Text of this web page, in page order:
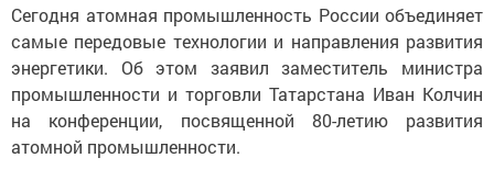
Сегодня атомная промышленность России объединяет
самые передовые технологии и направления развития
энергетики. Об этом заявил заместитель министра
промышленности и торговли Татарстана Иван Колчин
на конференции, посвященной 80-летию развития
атомной промышленности.